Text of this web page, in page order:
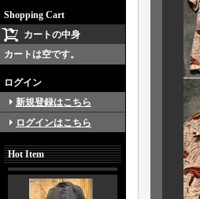
Shopping Cart
カートの中身
カートは空です。
ログイン
新規登録はこちら
ログインはこちら
Hot Item